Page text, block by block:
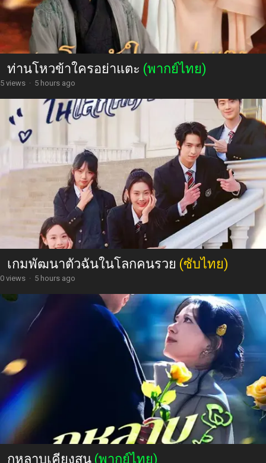
ท่านโหวข้าใครอย่าแตะ (พากย์ไทย)
5 views · 5 hours ago
เกมพัฒนาตัวฉันในโลกคนรวย (ซับไทย)
0 views · 5 hours ago
กุหลาบเคียงสน (พากย์ไทย)